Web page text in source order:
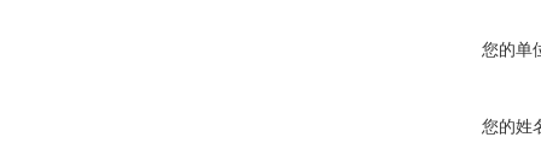
您的单
您的姓